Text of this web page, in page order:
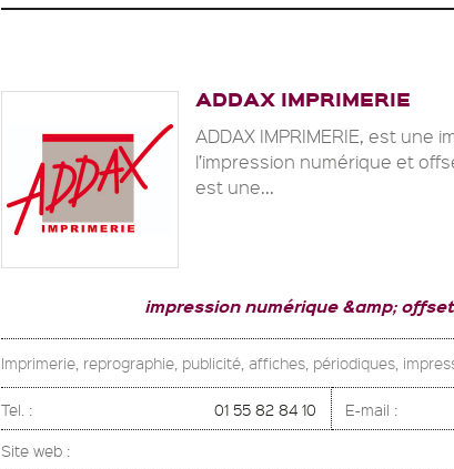
ADDAX IMPRIMERIE
ADDAX IMPRIMERIE, est une
l’impression numérique et
est une...
impression numérique &amp; offset
Imprimerie, reprographie, publicité, affiches, périodiques,
Tel. : 01 55 82 84 10 E-mail :
Site web :